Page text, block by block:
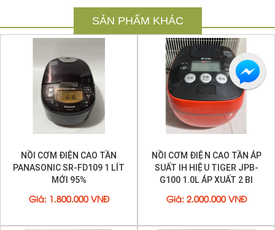
Trọng lượng: 4.5kg
✓ -Màu sắc : Màu Đen bóng
Công suất tiêu thụ: khoảng 1200W (trong khi nấu)
Điện áp: 100V
Xuất xứ: Nhật Bản
2. Tính năng nổi bật của nồi cơm Panasonic
✓ -Kiểu dáng sang trọng, dễ sử dụng với màn hình hiển
thị LCD và nút bấm điện tử
Siêu tiết kiệm điện
SẢN PHẨM KHÁC
NỒI CƠM ĐIỆN CAO TẦN
PANASONIC SR-FD109 1 LÍT
MỚI 95%
Giá: 1.800.000 VNĐ
NỒI CƠM ĐIỆN CAO TẦN ÁP
SUẤT IH HIỆU TIGER JPB-
G100 1.0L ÁP XUẤT 2 BI
Giá: 2.000.000 VNĐ